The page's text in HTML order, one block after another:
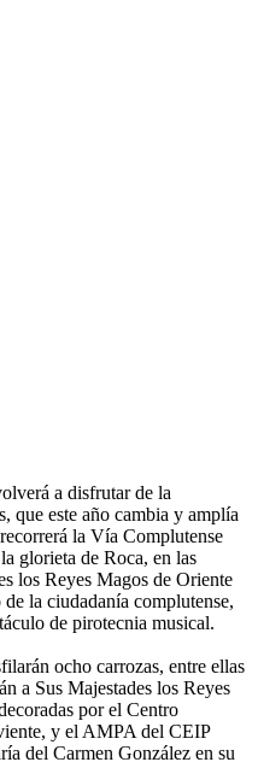
a disfrutar de la
que este año cambia y amplía
la Vía Complutense
glorieta de Roca, en las
los Reyes Magos de Oriente
la ciudadanía complutense,
de pirotecnia musical.
ocho carrozas, entre ellas
a Sus Majestades los Reyes
por el Centro
y el AMPA del CEIP
del Carmen González en su